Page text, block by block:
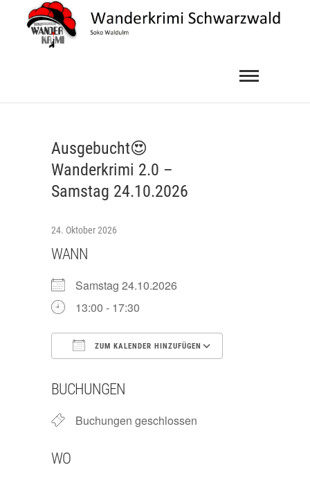
Schwarzwald
Ausgebucht😍
Wanderkrimi 2.0 –
Samstag 24.10.2026
24. Oktober 2026
WANN
Samstag 24.10.2026
13:00 - 17:30
ZUM KALENDER HINZUFÜGEN
BUCHUNGEN
Buchungen geschlossen
WO